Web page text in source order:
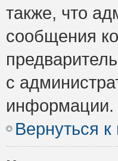
также, что
сообщения
с
информации.
Вернуться к